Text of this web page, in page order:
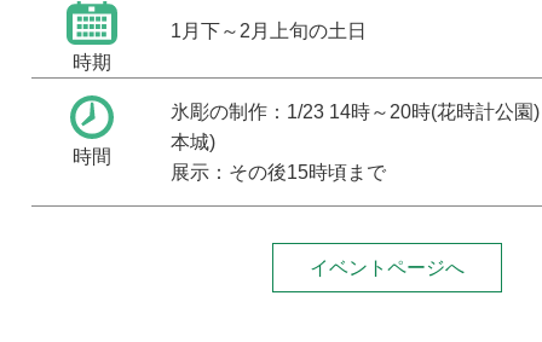
時期
1月下～2月上旬の土日
時間
氷彫の制作：1/23 14時～20時(花時計公園
本城)
展示：その後15時頃まで
イベントページへ